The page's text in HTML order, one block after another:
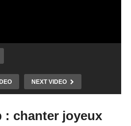
NEXT VIDEO
: chanter joyeux